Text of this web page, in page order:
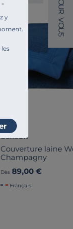
"
y
les
OURSON
Couverture laine
Champagny
Dès 89,00 €
Français
O
U
R
V
O
U
S